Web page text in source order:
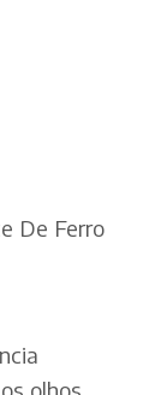
De Ferro